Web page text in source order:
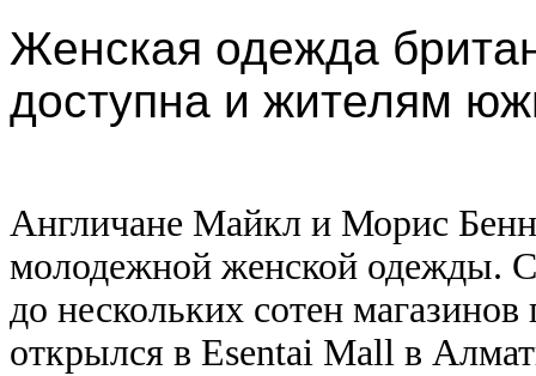
Женская одежда
доступна и жителям
Англичане Майкл и Морис
молодежной женской одежды. С
до нескольких сотен
открылся в Esentai Mall в